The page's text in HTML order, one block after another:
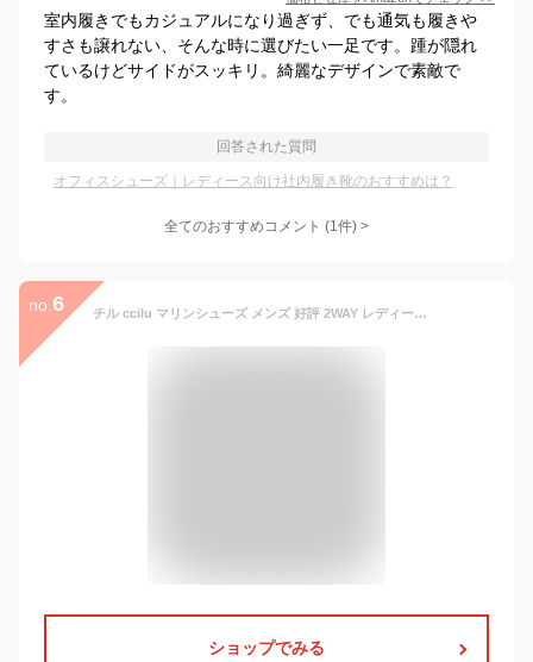
室内履きでもカジュアルになり過ぎず、でも通気も履きや
すさも譲れない、そんな時に選びたい一足です。踵が隠れ
ているけどサイドがスッキリ。綺麗なデザインで素敵で
す。
回答された質問
オフィスシューズ｜レディース向け社内履き靴のおすすめは？
全てのおすすめコメント (1件) >
no. 6 チル ccilu マリンシューズ メンズ 好評 2WAY レディース 軽量 サンダル スリッポン オフィスシューズ オフィス コンフォートシューズ ナースシューズ 水陸両用 海 踵が踏める かかとなし 疲れにくい 履きやすい 紐なし 通気性 蒸れない おしゃれ
ショップでみる